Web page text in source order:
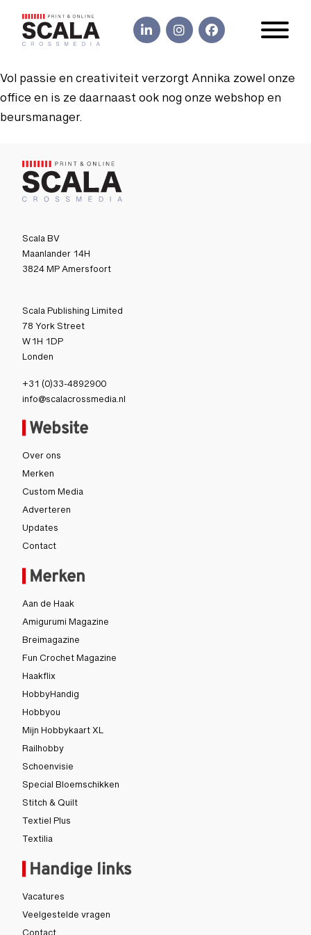
Vol passie en creativiteit verzorgt Annika zowel onze
office en is ze daarnaast ook nog onze webshop en
beursmanager.
Scala BV
Maanlander 14H
3824 MP Amersfoort
Scala Publishing Limited
78 York Street
W1H 1DP
Londen
+31 (0)33-4892900
info@scalacrossmedia.nl
Merken
Aan de Haak
Amigurumi Magazine
Breimagazine
Fun Crochet Magazine
Haakflix
HobbyHandig
Hobbyou
Mijn Hobbykaart XL
Railhobby
Schoenvisie
Special Bloemschikken
Stitch & Quilt
Textiel Plus
Textilia
Website
Over ons
Merken
Custom Media
Adverteren
Updates
Contact
Handige links
Vacatures
Veelgestelde vragen